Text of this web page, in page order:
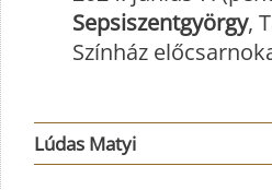
Sepsiszentgyörgy,
Színház
Lúdas Matyi